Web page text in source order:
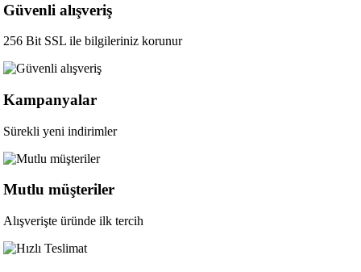
Güvenli alışveriş
256 Bit SSL ile bilgileriniz korunur
Kampanyalar
Sürekli yeni indirimler
Mutlu müşteriler
Alışverişte üründe ilk tercih